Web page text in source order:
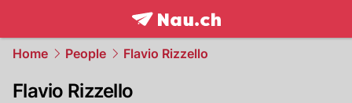
frontpage.NAU.ch
Home People Flavio Rizzello
Flavio Rizzello